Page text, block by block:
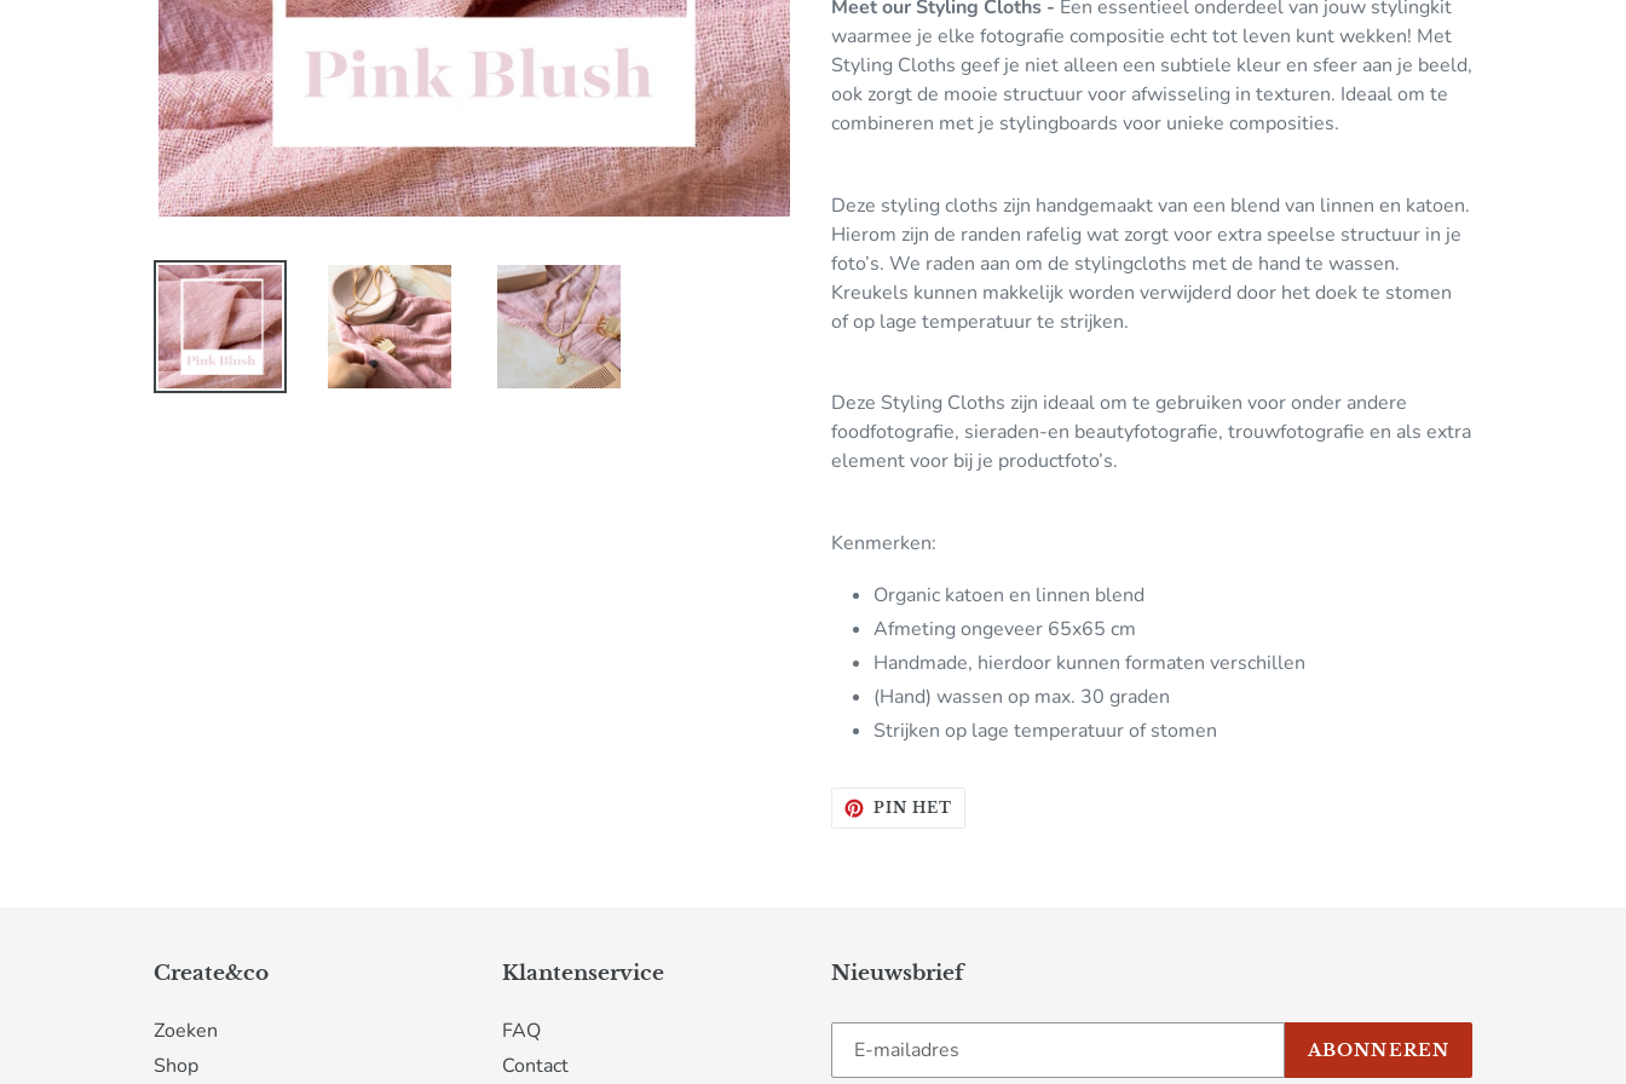
aan
uw
winkelwagen
Meet our Styling Cloths - Een essentieel onderdeel van jouw stylingkit
waarmee je elke fotografie compositie echt tot leven kunt wekken! Met
Styling Cloths geef je niet alleen een subtiele kleur en sfeer aan je beeld,
ook zorgt de mooie structuur voor afwisseling in texturen. Ideaal om te
combineren met je stylingboards voor unieke composities.
Deze styling cloths zijn handgemaakt van een blend van linnen en katoen.
Hierom zijn de randen rafelig wat zorgt voor extra speelse structuur in je
foto’s. We raden aan om de stylingcloths met de hand te wassen.
Kreukels kunnen makkelijk worden verwijderd door het doek te stomen
of op lage temperatuur te strijken.
Deze Styling Cloths zijn ideaal om te gebruiken voor onder andere
foodfotografie, sieraden-en beautyfotografie, trouwfotografie en als extra
element voor bij je productfoto’s.
Kenmerken:
Organic katoen en linnen blend
Afmeting ongeveer 65x65 cm
Handmade, hierdoor kunnen formaten verschillen
(Hand) wassen op max. 30 graden
Strijken op lage temperatuur of stomen
PIN HETPINNEN
Create&co
Zoeken
Shop
Klantenservice
FAQ
Contact
Nieuwsbrief
ABONNEREN